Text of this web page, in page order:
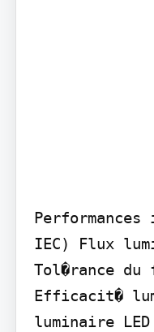
IEC) Flux
Tol�rance du
Efficacit�
luminaire